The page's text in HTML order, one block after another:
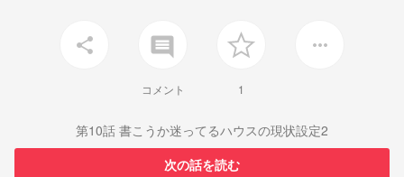
share insert_comment
コメント 1
more_horiz
第10話 書こうか迷ってるハウスの現状設定2
次の話を読む